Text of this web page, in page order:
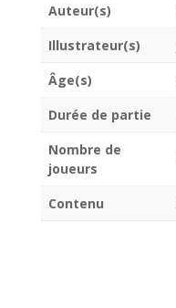
Auteur(s)
Illustrateur(s)
Âge(s)
Durée de partie
Nombre de
joueurs
Contenu